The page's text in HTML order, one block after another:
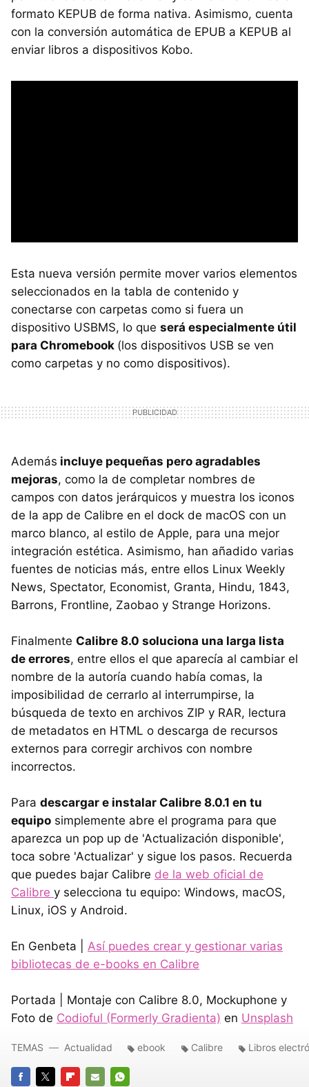
formato KEPUB de forma nativa. Asimismo, cuenta
con la conversión automática de EPUB a KEPUB al
enviar libros a dispositivos Kobo.
Esta nueva versión permite mover varios elementos
seleccionados en la tabla de contenido y
conectarse con carpetas como si fuera un
dispositivo USBMS, lo que será especialmente útil
para Chromebook (los dispositivos USB se ven
como carpetas y no como dispositivos).
Además incluye pequeñas pero agradables
mejoras, como la de completar nombres de
campos con datos jerárquicos y muestra los iconos
de la app de Calibre en el dock de macOS con un
marco blanco, al estilo de Apple, para una mejor
integración estética. Asimismo, han añadido varias
fuentes de noticias más, entre ellos Linux Weekly
News, Spectator, Economist, Granta, Hindu, 1843,
Barrons, Frontline, Zaobao y Strange Horizons.
Finalmente Calibre 8.0 soluciona una larga lista
de errores, entre ellos el que aparecía al cambiar el
nombre de la autoría cuando había comas, la
imposibilidad de cerrarlo al interrumpirse, la
búsqueda de texto en archivos ZIP y RAR, lectura
de metadatos en HTML o descarga de recursos
externos para corregir archivos con nombre
incorrectos.
Para descargar e instalar Calibre 8.0.1 en tu
equipo simplemente abre el programa para que
aparezca un pop up de 'Actualización disponible',
toca sobre 'Actualizar' y sigue los pasos. Recuerda
que puedes bajar Calibre de la web oficial de
Calibre y selecciona tu equipo: Windows, macOS,
Linux, iOS y Android.
En Genbeta | Así puedes crear y gestionar varias
bibliotecas de e-books en Calibre
Portada | Montaje con Calibre 8.0, Mockuphone y
Foto de Codioful (Formerly Gradienta) en Unsplash
TEMAS Actualidad ebook Calibre Libros